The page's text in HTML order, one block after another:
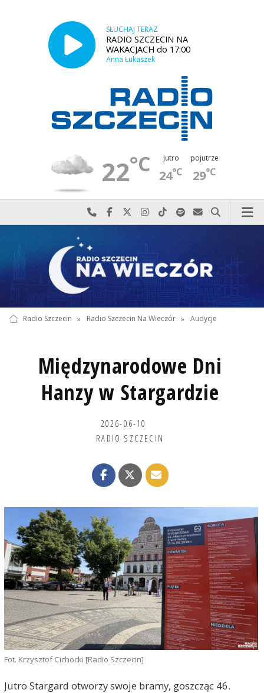
SŁUCHAJ TERAZ
RADIO SZCZECIN NA
WAKACJACH do 17:00
Anna Łukaszek
22°C jutro
24°C
pojutrze
29°C
Najlepiej po prostu do nas zadzwoń
Odwiedź nas na Facebook-u
Odwiedź nas na X
Odwiedź nas na Instagram-ie
Odwiedź nas na TikTok-u
Szukaj nas na Spotify
Wyślij do nas
Szukaj
Radio Szczecin » Radio Szczecin Na Wieczór » Audycje
Międzynarodowe Dni
Hanzy w Stargardzie
2026-06-10
RADIO SZCZECIN
Fot. Krzysztof Cichocki [Radio Szczecin]
Jutro Stargard otworzy swoje bramy, goszcząc 46.